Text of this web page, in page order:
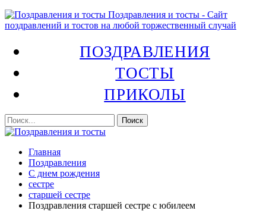
Поздравления и тосты - Сайт
поздравлений и тостов на любой торжественный случай
ПОЗДРАВЛЕНИЯ
ТОСТЫ
ПРИКОЛЫ
Главная
Поздравления
С днем рождения
сестре
старшей сестре
Поздравления старшей сестре с юбилеем